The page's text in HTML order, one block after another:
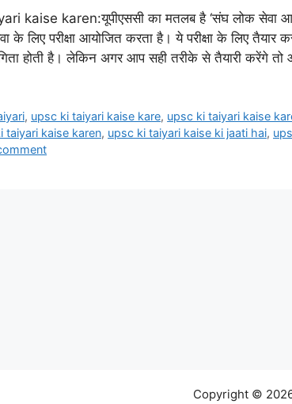
kaise karen:यूपीएससी का मतलब है ‘संघ लोक सेवा
के लिए परीक्षा आयोजित करता है। ये परीक्षा के लिए
होती है। लेकिन अगर आप सही तरीके से तैयारी करेंगे
, upsc ki taiyari kaise kare, upsc ki taiyari kaise
taiyari kaise karen, upsc ki taiyari kaise ki jaati hai,
Copyright © 2026